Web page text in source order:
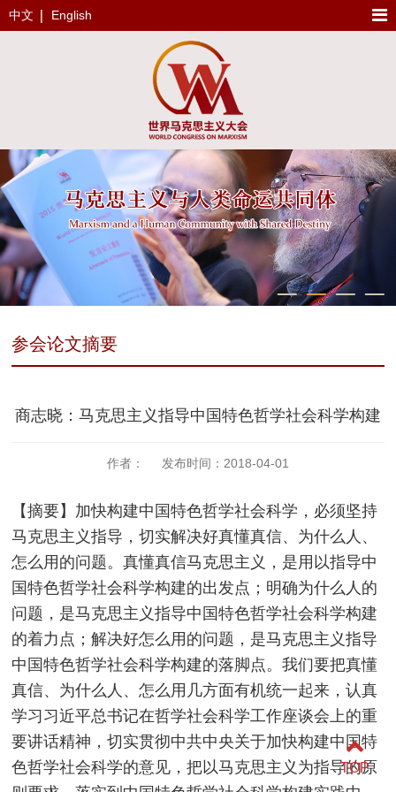
中文 English
参会论文摘要
商志晓：马克思主义指导中国特色哲学社会科学构建
作者： 发布时间：2018-04-01
【摘要】加快构建中国特色哲学社会科学，必须坚持
马克思主义指导，切实解决好真懂真信、为什么人、
怎么用的问题。真懂真信马克思主义，是用以指导中
国特色哲学社会科学构建的出发点；明确为什么人的
问题，是马克思主义指导中国特色哲学社会科学构建
的着力点；解决好怎么用的问题，是马克思主义指导
中国特色哲学社会科学构建的落脚点。我们要把真懂
真信、为什么人、怎么用几方面有机统一起来，认真
学习习近平总书记在哲学社会科学工作座谈会上的重
要讲话精神，切实贯彻中共中央关于加快构建中国特
色哲学社会科学的意见，把以马克思主义为指导的原
TOP